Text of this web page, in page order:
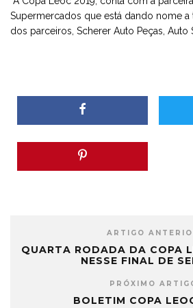
Supermercados que está dando nome a
dos parceiros, Scherer Auto Peças, Auto
ARTIGO
QUARTA RODADA DA COPA
NESSE FINAL DE
PRÓXIMO
BOLETIM COPA